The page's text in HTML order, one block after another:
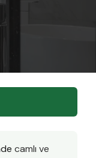
camlı ve